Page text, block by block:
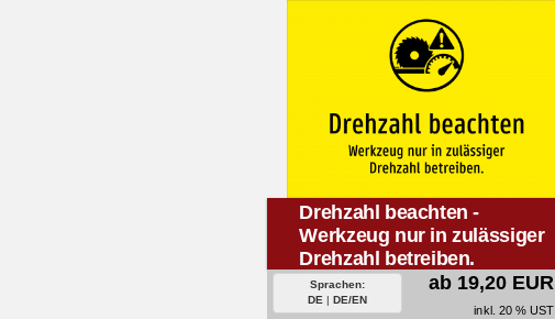
Drehzahl beachten -
Werkzeug nur in zulässiger
Drehzahl betreiben.
Sprachen:
DE
DE/EN
ab 19,20 EUR
inkl. 20 % UST